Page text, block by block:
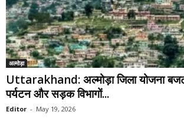
अल्मोड़ा
Uttarakhand: अल्मोड़ा जिला योजना बजट
पर्यटन और सड़क विभागों...
Editor - May 19, 2026